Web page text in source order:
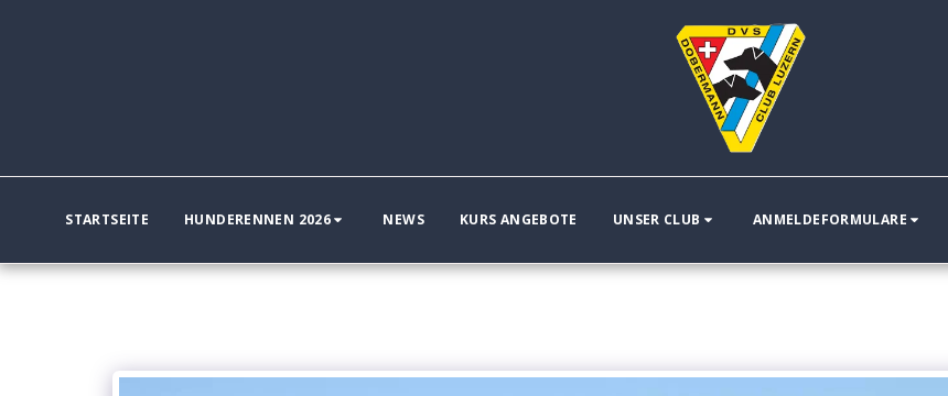
STARTSEITE HUNDERENNEN 2026 NEWS KURS ANGEBOTE UNSER CLUB ANMELDEFORMULARE